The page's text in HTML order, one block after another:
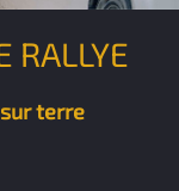
RALLYE
terre